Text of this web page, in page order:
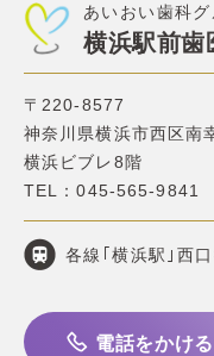
あいおい歯科
横浜駅前歯
〒220-8577
神奈川県横浜市⻄区南
横浜ビブレ8階
TEL：045-565-9841
各線｢横浜駅｣西
電話をかける